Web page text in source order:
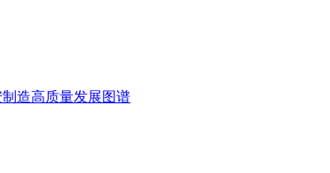
造高质量发展图谱